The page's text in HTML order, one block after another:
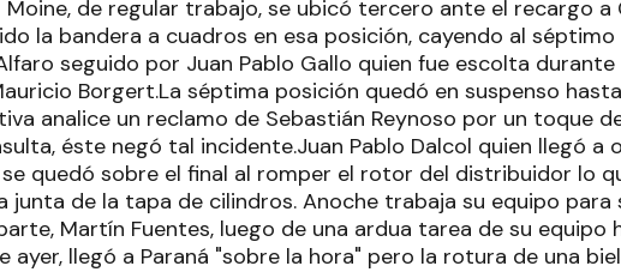
de regular trabajo, se ubicó tercero ante el recargo a
la bandera a cuadros en esa posición, cayendo al séptimo
seguido por Juan Pablo Gallo quien fue escolta
Borgert.La séptima posición quedó en suspenso
analice un reclamo de Sebastián Reynoso por un toque
éste negó tal incidente.Juan Pablo Dalcol quien llegó a
quedó sobre el final al romper el rotor del distribuidor lo
junta de la tapa de cilindros. Anoche trabaja su equipo para
Martín Fuentes, luego de una ardua tarea de su equipo
ayer, llegó a Paraná "sobre la hora" pero la rotura de una